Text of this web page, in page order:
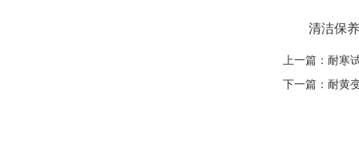
清洁保养
上一篇： 耐寒
下一篇： 耐黄